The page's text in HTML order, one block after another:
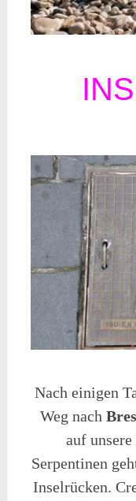
Nach einigen
Weg nach
auf
Serpentinen
Inselrücken.